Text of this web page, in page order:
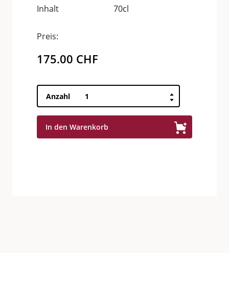
Inhalt
70cl
Preis:
175.00 CHF
Anzahl
Grappa
Magia
Berta
2006
45°
In den Warenkorb